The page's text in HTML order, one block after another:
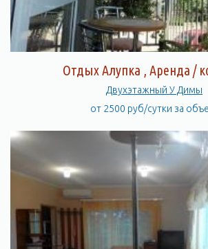
Отдых Алупка , Аренда /
Двухэтажный У Димы
от 2500 руб/сутки за